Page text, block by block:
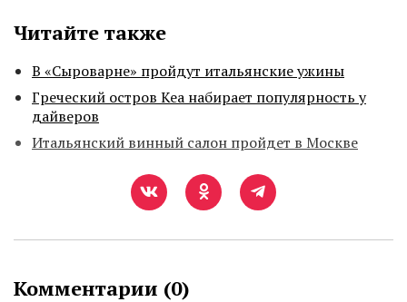
Читайте также
В «Сыроварне» пройдут итальянские ужины
Греческий остров Кеа набирает популярность у
дайверов
Итальянский винный салон пройдет в Москве
Комментарии (0)